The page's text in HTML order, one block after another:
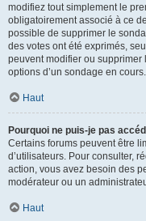
modifiez tout simplement le
obligatoirement associé à ce
possible de supprimer le
des votes ont été exprimés,
peuvent modifier ou
options d’un sondage en cours.
Haut
Pourquoi ne puis-je pas
Certains forums peuvent être
d’utilisateurs. Pour consulter,
action, vous avez besoin des
modérateur ou un
Haut